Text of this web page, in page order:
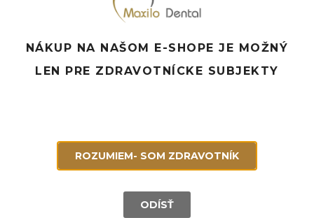
- Veľkosti: #0, #00, #000, #1, #2, #3
- Jednotka množstva: ks
Doprava ZADARMO pri objednávke nad 120 EUR
Rýchle doručenie a možnosť osobného odberu
NÁKUP NA NAŠOM E-SHOPE JE MOŽNÝ
LEN PRE ZDRAVOTNÍCKE SUBJEKTY
ROZUMIEM- SOM ZDRAVOTNÍK
ODÍSŤ